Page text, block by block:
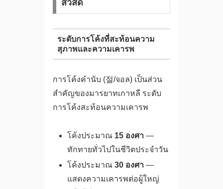
สวัสดี
ระดับการโค้งที่สะท้อนความ
สุภาพและความเคารพ
การโค้งคำนับ (절/จอล) เป็นส่วน
สำคัญของมารยาทเกาหลี ระดับ
การโค้งสะท้อนความเคารพ
โค้งประมาณ 15 องศา—
ทักทายทั่วไปในชีวิตประจำวัน
โค้งประมาณ 30 องศา—
แสดงความเคารพต่อผู้ใหญ่